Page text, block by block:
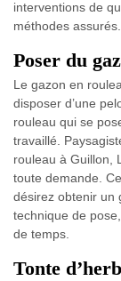
interventions de
méthodes assurés.
Poser du
Le gazon en
disposer d’une
rouleau qui se
travaillé.
rouleau à Guillon,
toute demande.
désirez obtenir un
technique de
de temps.
Tonte